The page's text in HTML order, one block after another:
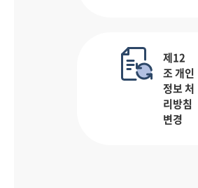
제12
조 개인
정보 처
리방침
변경